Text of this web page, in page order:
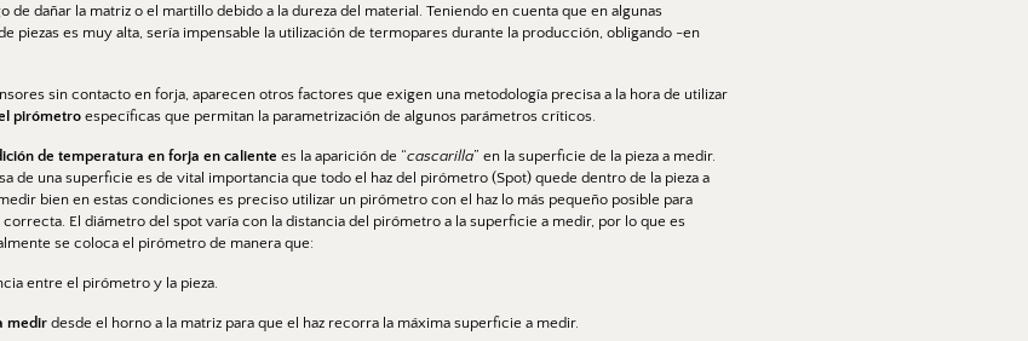
dañar la matriz o el martillo debido a la dureza del material. Teniendo en cuenta que en algunas
piezas es muy alta, sería impensable la utilización de termopares durante la producción, obligando -en
sin contacto en forja, aparecen otros factores que exigen una metodología precisa a la hora de utilizar
pirómetro específicas que permitan la parametrización de algunos parámetros críticos.
de temperatura en forja en caliente es la aparición de “cascarilla” en la superficie de la pieza a medir.
de una superficie es de vital importancia que todo el haz del pirómetro (Spot) quede dentro de la pieza a
bien en estas condiciones es preciso utilizar un pirómetro con el haz lo más pequeño posible para
El diámetro del spot varía con la distancia del pirómetro a la superficie a medir, por lo que es
se coloca el pirómetro de manera que:
entre el pirómetro y la pieza.
medir desde el horno a la matriz para que el haz recorra la máxima superficie a medir.